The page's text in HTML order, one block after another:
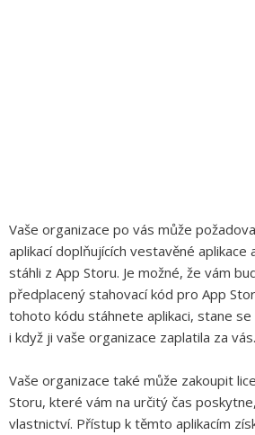
Vaše organizace po vás může
aplikací doplňujících vestavěné
stáhli z App Storu. Je možné, že vám
předplacený stahovací kód pro App
tohoto kódu stáhnete aplikaci, stane se
i když ji vaše organizace zaplatila za vás.
Vaše organizace také může zakoupit
Storu, které vám na určitý čas
vlastnictví. Přístup k těmto aplikacím